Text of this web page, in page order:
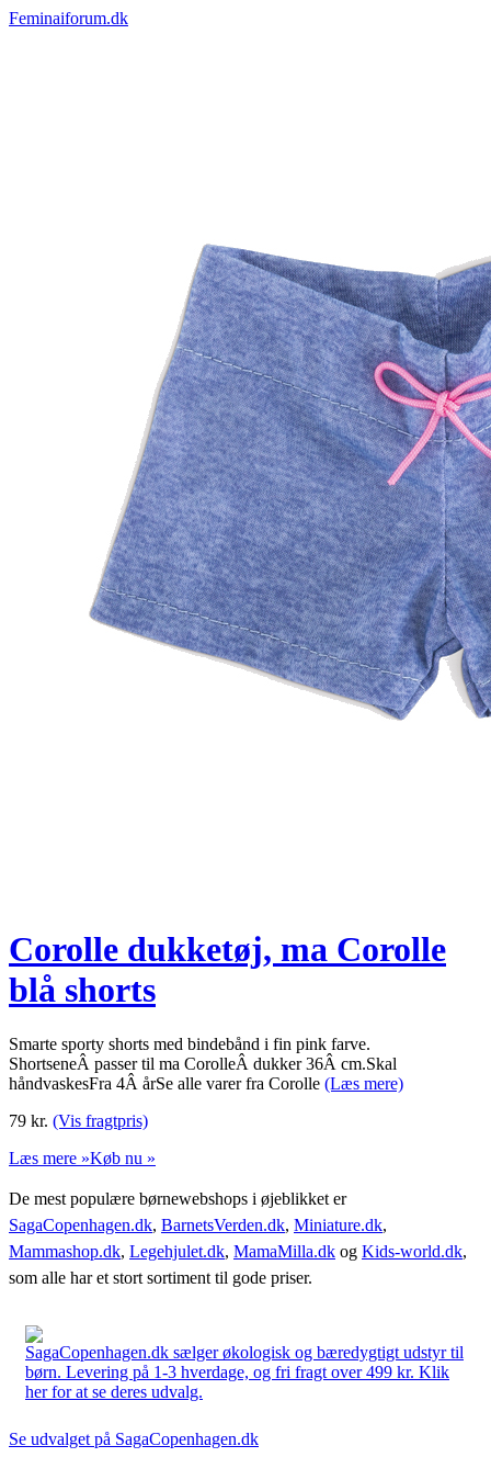
Feminaiforum.dk
Corolle dukketøj, ma Corolle
blå shorts
Smarte sporty shorts med bindebånd i fin pink farve.
ShortseneÂ passer til ma CorolleÂ dukker 36Â cm.Skal
håndvaskesFra 4Â årSe alle varer fra Corolle (Læs mere)
79 kr. (Vis fragtpris)
Læs mere »Køb nu »
De mest populære børnewebshops i øjeblikket er
SagaCopenhagen.dk, BarnetsVerden.dk, Miniature.dk,
Mammashop.dk, Legehjulet.dk, MamaMilla.dk og Kids-world.dk,
som alle har et stort sortiment til gode priser.
SagaCopenhagen.dk sælger økologisk og bæredygtigt udstyr til
børn. Levering på 1-3 hverdage, og fri fragt over 499 kr. Klik
her for at se deres udvalg.
Se udvalget på SagaCopenhagen.dk